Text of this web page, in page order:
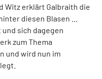
Witz erklärt Gal­braith die
diesen Blasen …
sich dagegen
zum Thema
und wird nun im